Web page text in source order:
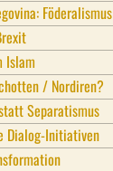
Föderalismus
Islam
/ Nordiren?
Separatismus
Dialog-Initiativen